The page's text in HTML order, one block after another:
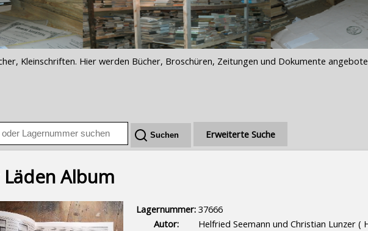
Kleinschriften. Hier werden Bücher, Broschüren, Zeitungen und Dokumente
Erweiterte Suche
Album
Lagernummer: 37666
Autor:
Helfried Seemann und Christian Lunzer (